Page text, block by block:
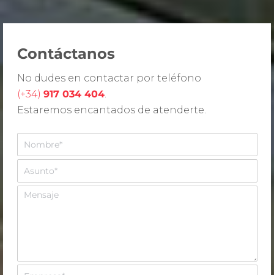
Contáctanos
No dudes en contactar por teléfono
(+34) 917 034 404.
Estaremos encantados de atenderte.
m
r
uM
e